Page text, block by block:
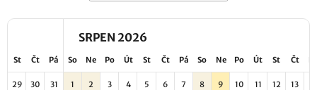
SRPEN 2026
St Čt Pá So Ne Po Út St Čt Pá So Ne Po Út St Čt
29 30 31 1 2 3 4 5 6 7 8 9 10 11 12 13